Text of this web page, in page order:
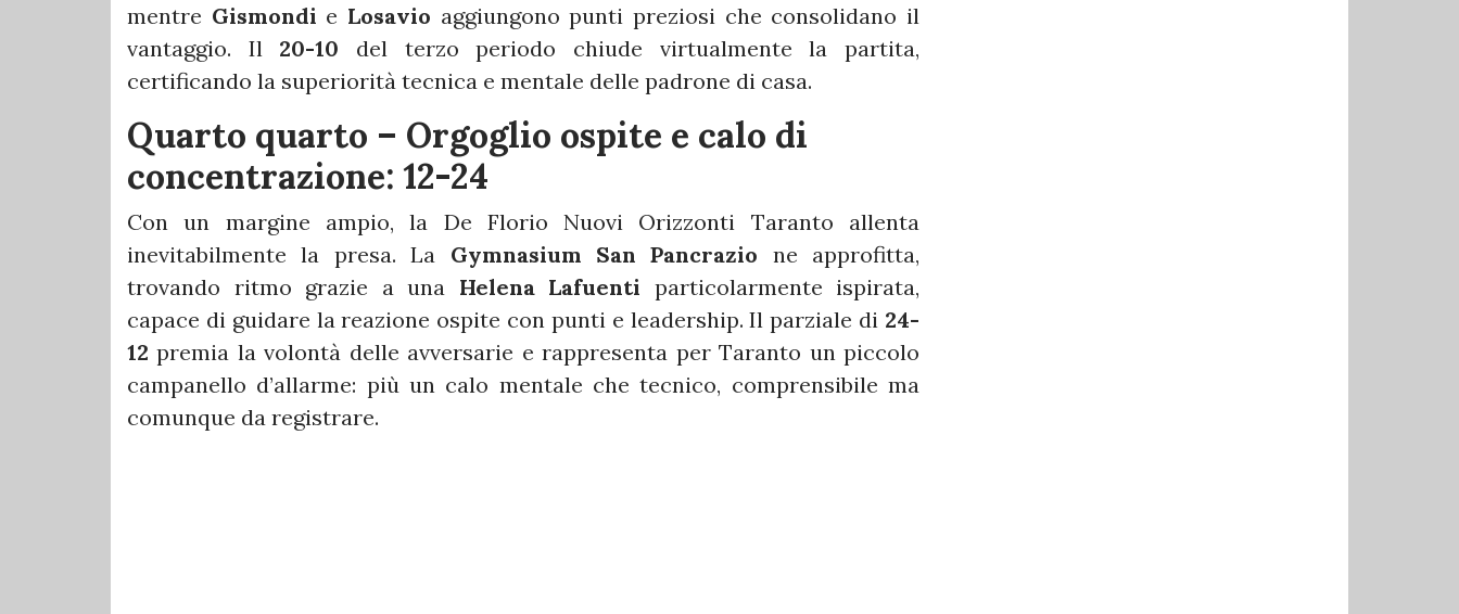
mentre Gismondi e Losavio aggiungono punti preziosi che consolidano il
vantaggio. Il 20-10 del terzo periodo chiude virtualmente la partita,
certificando la superiorità tecnica e mentale delle padrone di casa.
Quarto quarto – Orgoglio ospite e calo di
concentrazione: 12-24
Con un margine ampio, la De Florio Nuovi Orizzonti Taranto allenta
inevitabilmente la presa. La Gymnasium San Pancrazio ne approfitta,
trovando ritmo grazie a una Helena Lafuenti particolarmente ispirata,
capace di guidare la reazione ospite con punti e leadership. Il parziale di 24-
12 premia la volontà delle avversarie e rappresenta per Taranto un piccolo
campanello d’allarme: più un calo mentale che tecnico, comprensibile ma
comunque da registrare.